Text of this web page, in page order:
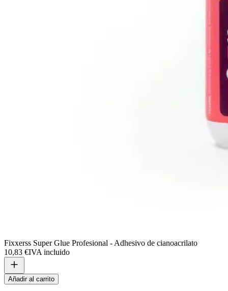
Fixxerss Super Glue Profesional - Adhesivo de cianoacrilato
10,83 €IVA incluido
Añadir al carrito